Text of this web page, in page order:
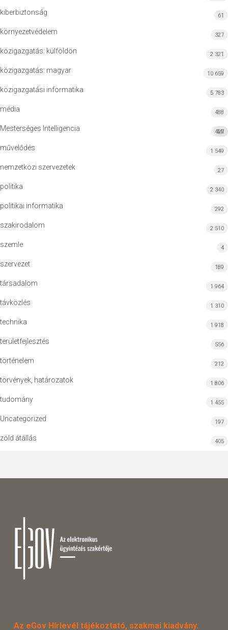
kiberbiztonság 61
környezetvédelem 327
közigazgatás: külföldön 2 321
közigazgatás: magyar 10 659
közigazgatási informatika 5 783
média 488
Mesterséges Intelligencia MI
427
művelődés 1 549
nemzetközi szervezetek 27
politika 2 340
politikai informatika 292
szakirodalom 2 510
szemle 4
szervezet 189
társadalom 1 964
távközlés 1 310
technika 1 918
területfejlesztés 556
történelem 212
törvények, határozatok 1 806
tudomány 1 455
Uncategorized 197
zöld átállás 405
Az eGov Hírlevél tájékoztató, szakmai kiadvány.